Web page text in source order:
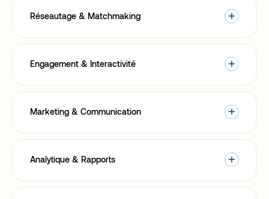
Réseautage & Matchmaking
Engagement & Interactivité
Marketing & Communication
Analytique & Rapports